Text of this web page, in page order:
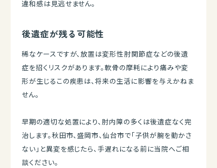
違和感は見逃せません。
後遺症が残る可能性
稀なケースですが、放置は変形性肘関節症などの後遺
症を招くリスクがあります。軟骨の摩耗により痛みや変
形が生じるこの疾患は、将来の生活に影響を与えかねま
せん。
早期の適切な処置により、肘内障の多くは後遺症なく完
治します。秋田市、盛岡市、仙台市で「子供が腕を動かさ
ない」と異変を感じたら、手遅れになる前に当院へご相
談ください。